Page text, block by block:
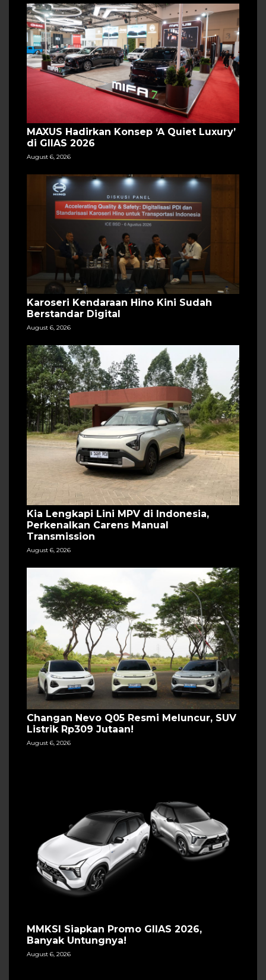
MAXUS Hadirkan Konsep ‘A Quiet Luxury’
di GIIAS 2026
August 6, 2026
Karoseri Kendaraan Hino Kini Sudah
Berstandar Digital
August 6, 2026
Kia Lengkapi Lini MPV di Indonesia,
Perkenalkan Carens Manual
Transmission
August 6, 2026
Changan Nevo Q05 Resmi Meluncur, SUV
Listrik Rp309 Jutaan!
August 6, 2026
MMKSI Siapkan Promo GIIAS 2026,
Banyak Untungnya!
August 6, 2026